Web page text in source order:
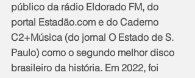
público da rádio Eldorado FM, do
portal Estadão.com e do Caderno
C2+Música (do jornal O Estado de S.
Paulo) como o segundo melhor disco
brasileiro da história. Em 2022, foi